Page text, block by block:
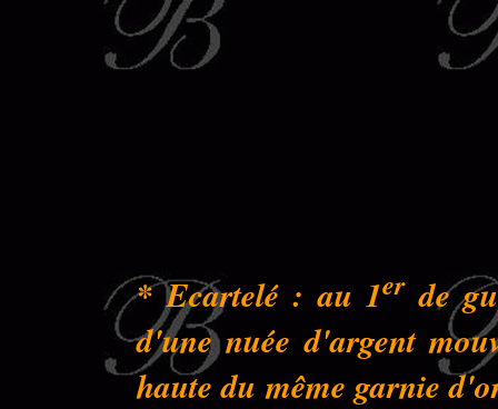
* Ecartelé : au 1erde
d'une nuée d'argent
haute du même garnie